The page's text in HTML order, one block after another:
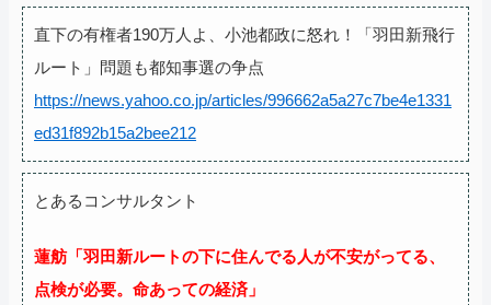
直下の有権者190万人よ、小池都政に怒れ！「羽田新飛行
ルート」問題も都知事選の争点
https://news.yahoo.co.jp/articles/996662a5a27c7be4e1331
ed31f892b15a2bee212
とあるコンサルタント
蓮舫「羽田新ルートの下に住んでる人が不安がってる、
点検が必要。命あっての経済」